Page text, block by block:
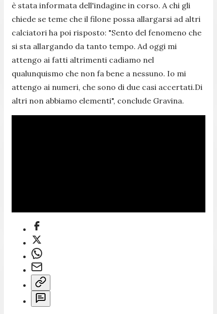
è stata informata dell'indagine in corso. A chi gli
chiede se teme che il filone possa allargarsi ad altri
calciatori ha poi risposto: "Sento del fenomeno che
si sta allargando da tanto tempo. Ad oggi mi
attengo ai fatti altrimenti cadiamo nel
qualunquismo che non fa bene a nessuno. Io mi
attengo ai numeri, che sono di due casi accertati.Di
altri non abbiamo elementi", conclude Gravina.